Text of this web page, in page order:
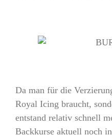
Da man für die
Royal Icing braucht,
entstand relativ schnell
Backkurse aktuell noch